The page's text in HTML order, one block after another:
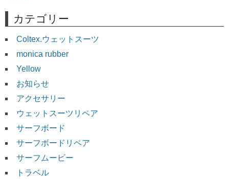
カテゴリー
Coltex.ウェットスーツ
monica rubber
Yellow
お知らせ
アクセサリー
ウェットスーツリペア
サーフボード
サーフボードリペア
サーフムービー
トラベル